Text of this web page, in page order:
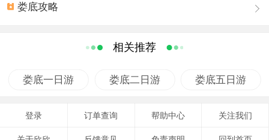
训、健康医养、修身养心、旅游度假于一体，国
中国传统文化精品旅游目的地和中南乃至全国新
中国最后一座乡间侯府——富厚堂<?
xml:namespace prefix = o ns = "urn:schemas-
娄底攻略
相关推荐
娄底一日游 娄底二日游 娄底五日游
登录 订单查询 帮助中心 关注我们